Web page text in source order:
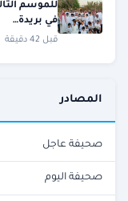
للموسم
في بريدة…
قبل 42 دقيقة
المصادر
صحيفة عاجل
صحيفة اليوم